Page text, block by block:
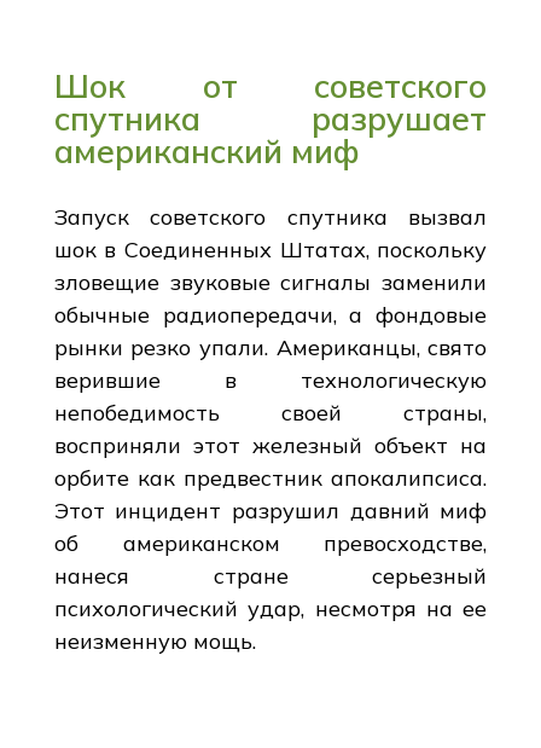
Шок от советского
спутника разрушает
американский миф
Запуск советского спутника вызвал
шок в Соединенных Штатах, поскольку
зловещие звуковые сигналы заменили
обычные радиопередачи, а фондовые
рынки резко упали. Американцы, свято
верившие в технологическую
непобедимость своей страны,
восприняли этот железный объект на
орбите как предвестник апокалипсиса.
Этот инцидент разрушил давний миф
об американском превосходстве,
нанеся стране серьезный
психологический удар, несмотря на ее
неизменную мощь.